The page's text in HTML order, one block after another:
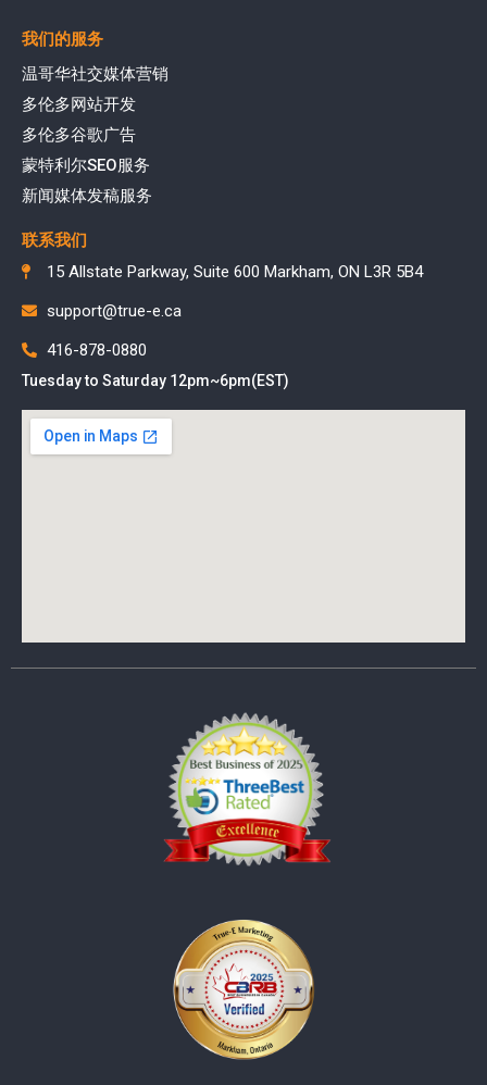
我们的服务
温哥华社交媒体营销
多伦多网站开发
多伦多谷歌广告
蒙特利尔SEO服务
新闻媒体发稿服务
联系我们
15 Allstate Parkway, Suite 600 Markham, ON L3R 5B4
support@true-e.ca
416-878-0880
Tuesday to Saturday 12pm~6pm(EST)